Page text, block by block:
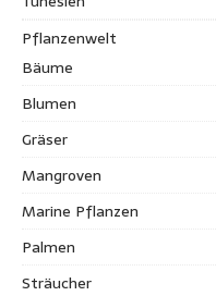
Pflanzenwelt
Bäume
Blumen
Gräser
Mangroven
Marine Pflanzen
Palmen
Sträucher